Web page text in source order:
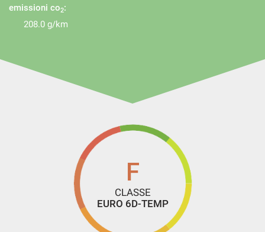
emissioni co2:
208.0 g/km
F
CLASSE
EURO 6D-TEMP